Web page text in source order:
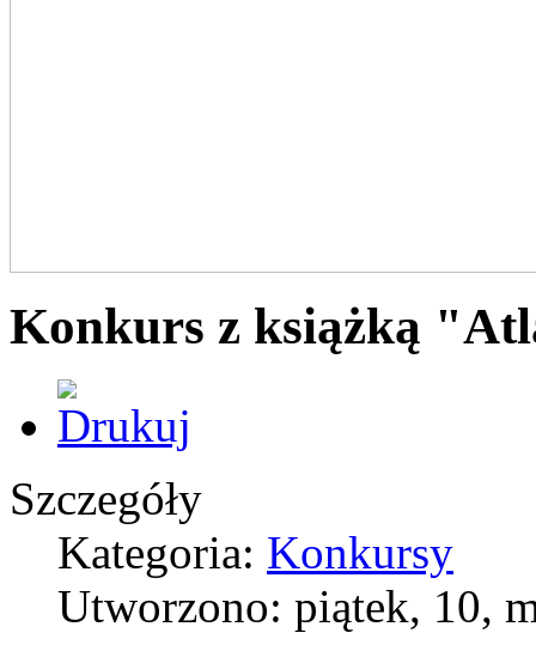
Konkurs z książką
Szczegóły
Kategoria: Konkursy
Utworzono: piątek, 10,